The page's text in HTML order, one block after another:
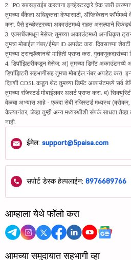
2. IPO सबस्क्राईब करताना इन्व्हेस्टरद्वारे चेक जारी
तुमच्या बँकेला अधिकृतता देण्यासाठी, ॲप्लिकेशन
करा. पैसे इन्व्हेस्टरच्या अकाउंटमध्ये राहत असल्याने
3. एक्सचेंजमधून मेसेज: तुमच्या अकाउंटमध्ये अनधिकृत
तुमचा मोबाईल नंबर/ईमेल ID अपडेट करा. दिवसाच्या
तुमच्या ट्रान्झॅक्शनची माहिती प्राप्त करा. गुंतवणूकदारांच्या
4. डिपॉझिटरीकडून मेसेज: अ) तुमच्या डिमॅट अकाउंटमध्ये
डिपॉझिटरी सहभागीसह तुमचा मोबाईल नंबर अपडेट करा.
दिवशी CDSL कडून थेट तुमच्या डिमॅट अकाउंटमध्ये सर्व
तुमच्या रजिस्टर्ड मोबाईलवर अलर्ट प्राप्त करा. ब)
वेळचा अभ्यास आहे - एकदा सेबी रजिस्टर्ड मध्यस्थ
केल्यानंतर, जेव्हा तुम्ही अन्य मध्यस्थीशी संपर्क साधता
नाही.
ईमेल: support@5paisa.com
सपोर्ट डेस्क हेल्पलाईन: 8976689766
आम्हाला येथे फॉलो करा
आमच्या समुदायात सहभागी व्हा